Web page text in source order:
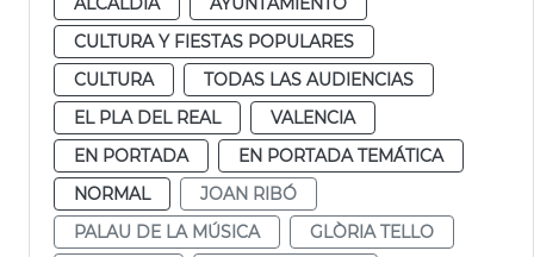
CULTURA Y FIESTAS POPULARES
CULTURA
TODAS LAS AUDIENCIAS
EL PLA DEL REAL
VALENCIA
EN PORTADA
EN PORTADA TEMÁTICA
NORMAL
JOAN RIBÓ
PALAU DE LA MÚSICA
GLÒRIA TELLO